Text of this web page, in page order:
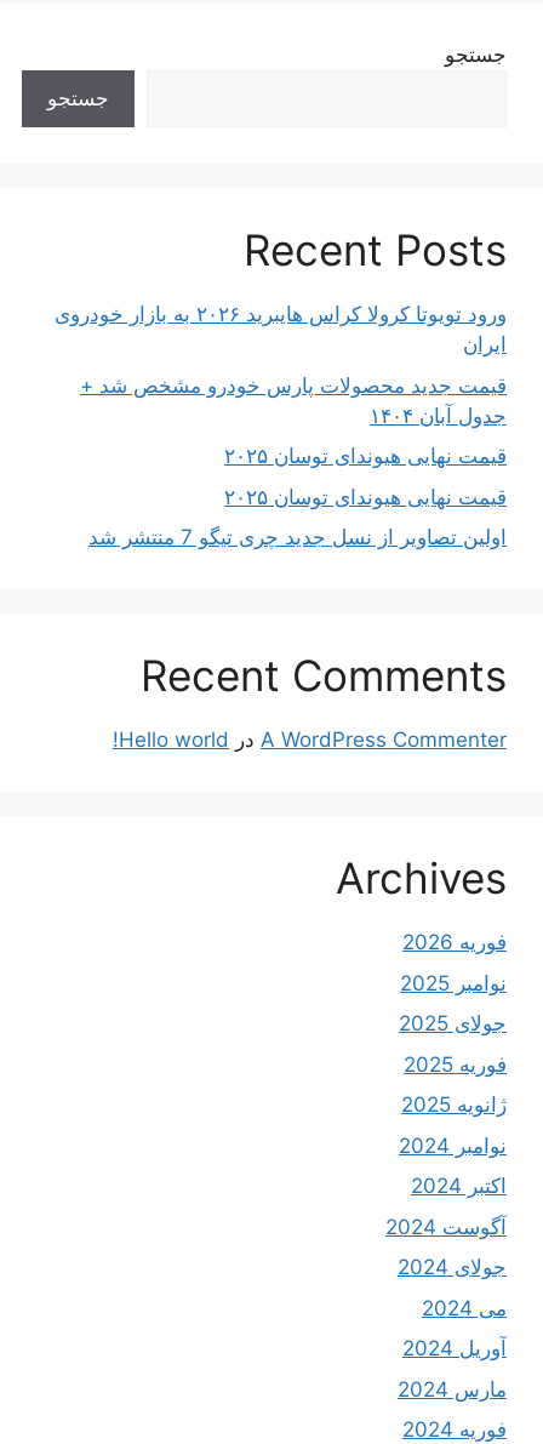
جستجو
جستجو
Recent Posts
ورود تویوتا کرولا کراس هایبرید ۲۰۲۶ به بازار خودروی
ایران
قیمت جدید محصولات پارس خودرو مشخص شد +
جدول آبان ۱۴۰۴
قیمت نهایی هیوندای توسان ۲۰۲۵
قیمت نهایی هیوندای توسان ۲۰۲۵
اولین تصاویر از نسل جدید چری تیگو 7 منتشر شد
Recent Comments
A WordPress Commenter در Hello world!
Archives
فوریه 2026
نوامبر 2025
جولای 2025
فوریه 2025
ژانویه 2025
نوامبر 2024
اکتبر 2024
آگوست 2024
جولای 2024
می 2024
آوریل 2024
مارس 2024
فوریه 2024